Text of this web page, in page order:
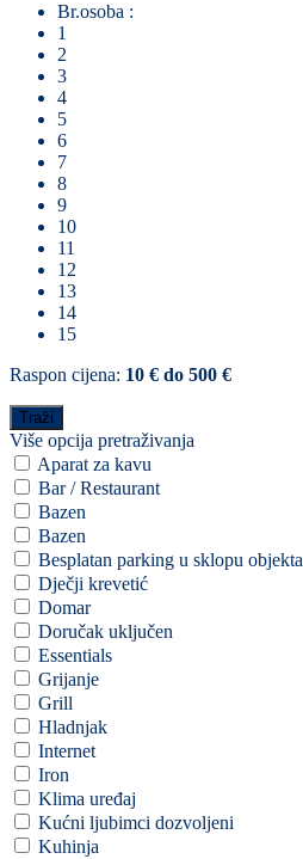
Br.osoba :
1
2
3
4
5
6
7
8
9
10
11
12
13
14
15
Raspon cijena: 10 € do 500 €
Više opcija pretraživanja
Aparat za kavu
Bar / Restaurant
Bazen
Bazen
Besplatan parking u sklopu objekta
Dječji krevetić
Domar
Doručak uključen
Essentials
Grijanje
Grill
Hladnjak
Internet
Iron
Klima uređaj
Kućni ljubimci dozvoljeni
Kuhinja